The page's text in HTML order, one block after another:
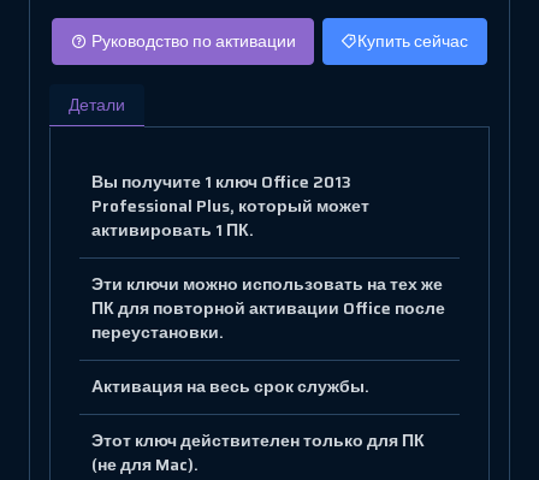
Руководство по активации Купить сейчас
Детали
Вы получите 1 ключ Office 2013
Professional Plus, который может
активировать 1 ПК.
Эти ключи можно использовать на тех же
ПК для повторной активации Office после
переустановки.
Активация на весь срок службы.
Этот ключ действителен только для ПК
(не для Mac).